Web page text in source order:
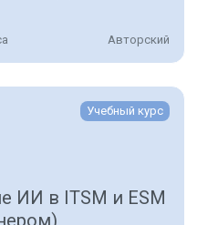
Авторский
Учебный курс
ИИ в ITSM и ESM